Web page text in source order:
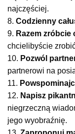
najczęściej.
8. Codzienny
9. Razem zróbcie
chcielibyście
10. Pozwól
partnerowi na
11.
12. Napisz
niegrzeczną
jego wyobraźnię.